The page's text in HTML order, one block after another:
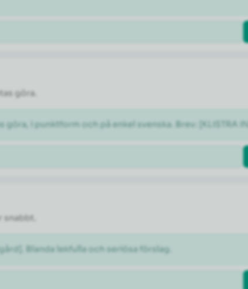
göra.
i punktform och på enkel svenska. Brev: [KLISTRA IN]
Blanda lekfulla och seriösa förslag.